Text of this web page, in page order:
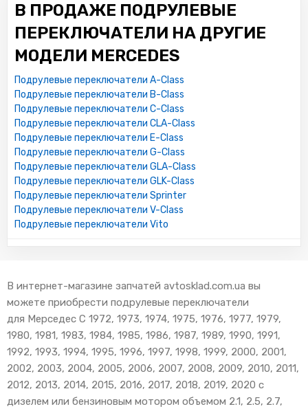
В ПРОДАЖЕ ПОДРУЛЕВЫЕ
ПЕРЕКЛЮЧАТЕЛИ НА ДРУГИЕ
МОДЕЛИ MERCEDES
Подрулевые переключатели A-Class
Подрулевые переключатели B-Class
Подрулевые переключатели C-Class
Подрулевые переключатели CLA-Class
Подрулевые переключатели E-Class
Подрулевые переключатели G-Class
Подрулевые переключатели GLA-Class
Подрулевые переключатели GLK-Class
Подрулевые переключатели Sprinter
Подрулевые переключатели V-Class
Подрулевые переключатели Vito
В интернет-магазине запчатей avtosklad.com.ua вы
можете приобрести подрулевые переключатели
для Мерседес С 1972, 1973, 1974, 1975, 1976, 1977, 1979,
1980, 1981, 1983, 1984, 1985, 1986, 1987, 1989, 1990, 1991,
1992, 1993, 1994, 1995, 1996, 1997, 1998, 1999, 2000, 2001,
2002, 2003, 2004, 2005, 2006, 2007, 2008, 2009, 2010, 2011,
2012, 2013, 2014, 2015, 2016, 2017, 2018, 2019, 2020 с
дизелем или бензиновым мотором объемом 2.1, 2.5, 2.7,